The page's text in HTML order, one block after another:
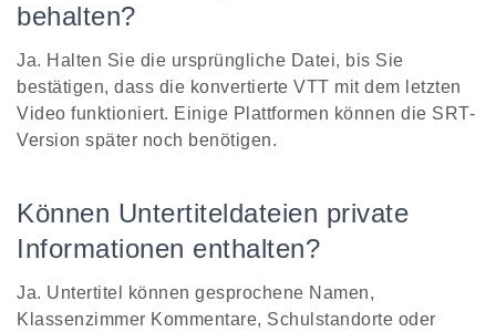
behalten?
Ja. Halten Sie die ursprüngliche Datei, bis Sie
bestätigen, dass die konvertierte VTT mit dem letzten
Video funktioniert. Einige Plattformen können die SRT-
Version später noch benötigen.
Können Untertiteldateien private
Informationen enthalten?
Ja. Untertitel können gesprochene Namen,
Klassenzimmer Kommentare, Schulstandorte oder